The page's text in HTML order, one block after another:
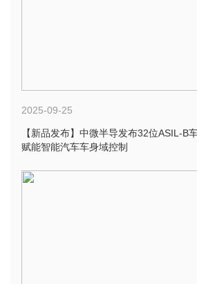
2025-09-25
【新品发布】中微半导发布32位ASIL-B
赋能智能汽车车身域控制